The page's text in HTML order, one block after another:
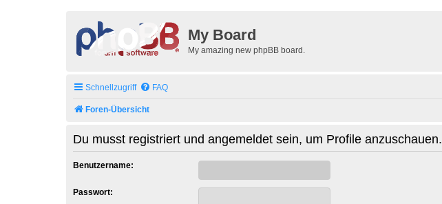
My Board
My amazing new phpBB board.
Schnellzugriff FAQ
Foren-Übersicht
Du musst registriert und angemeldet sein, um Profile anzuschauen.
Benutzername:
Passwort: